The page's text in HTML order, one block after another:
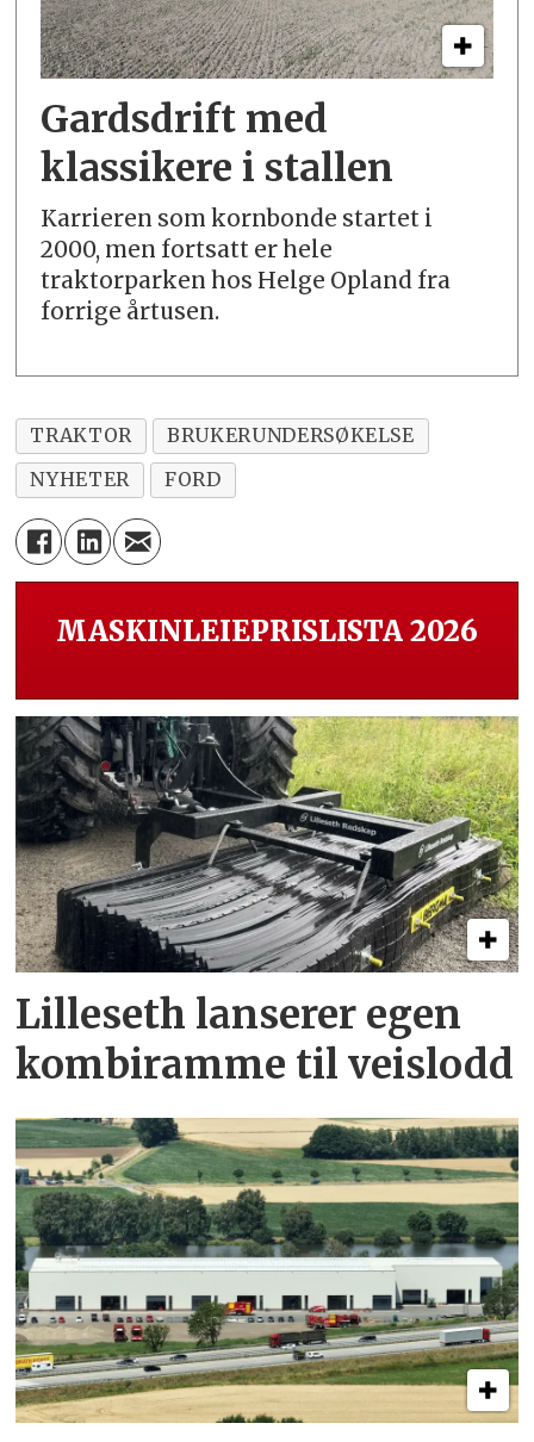
Gardsdrift med
klassikere i stallen
Karrieren som kornbonde startet i
2000, men fortsatt er hele
traktorparken hos Helge Opland fra
forrige årtusen.
TRAKTOR
BRUKERUNDERSØKELSE
NYHETER
FORD
MASKINLEIEPRISLISTA 2026
Lilleseth lanserer egen
kombi­ramme til veislodd